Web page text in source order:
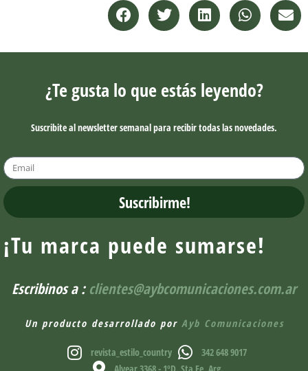
¿Te gusta lo que estás leyendo?
Suscribite al newsletter semanal para recibir todas las novedades.
Suscribirme!
¡Tu marca puede sumarse!
Escribinos a : clientes@aybcomunicaciones.com.ar
Un producto desarrollado por Ayb Comunicaciones
revista_estilo_country
342 648 9017